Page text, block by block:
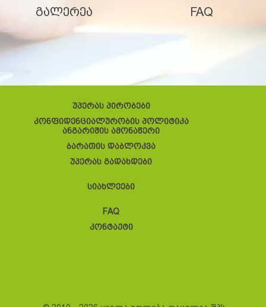
გალერეა FAQ
უპერას პირობები
კონფიდენციალურობის პოლიტიკა
ანგარიშის ამონაწერი
ბარათის დაბლოკვა
უპერას გადახდები
სიახლეები
FAQ
კონტაქტი